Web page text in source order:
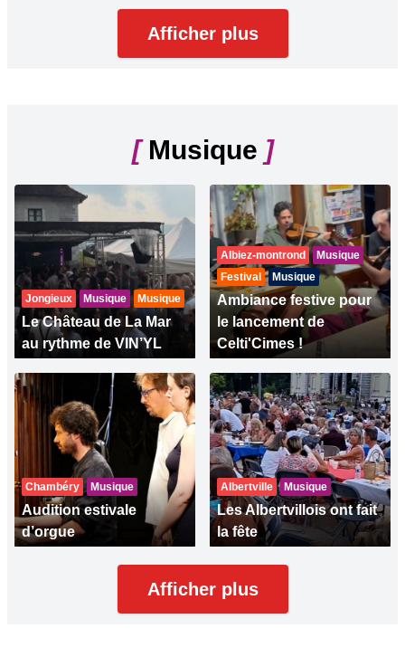
Afficher plus
[Musique ]
Jongieux Musique Musique
Le Château de La Mar
au rythme de VIN’YL
Albiez-montrond
Musique
Festival
Musique
Ambiance festive pour
le lancement de
Celti'Cimes !
Chambéry Musique
Audition estivale
d’orgue
Albertville Musique
Les Albertvillois ont fait
la fête
Afficher plus